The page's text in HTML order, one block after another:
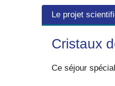
Le projet
Cristaux
Ce séjour